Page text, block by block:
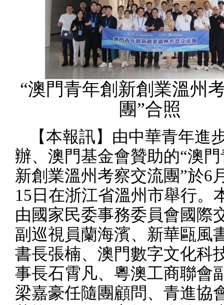
“澳門青年創新創業溫州
團”合照
【本報訊】由中華青年進
辦、澳門基金會贊助的“澳
新創業溫州考察交流團”於6
15 日在浙江省溫州市舉行。
由國家民委事務委員會國際
副巡視員蘭海濱、新華甌風
書長張楠、澳門數字文化科
事長石霄凡、粵澳工商聯會
梁嘉豪任隨團顧問、青進協